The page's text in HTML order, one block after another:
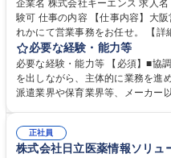
企業名 株式会社キーエンス 求人名 【大阪・京都・滋賀】営業事務 ※未経
験可 仕事の内容 【仕事内容】大阪営業所、京都営業所、滋賀営業所いず
れかにて営業事務をお任せ。 【詳
の作成・カタログ送付・来客対応
善をお任せ。 【教育制度】ご入社後、育成担当とペアになりながらOJTに
て業務を覚えていただくことが可
れているため、スムーズに仕事に
募集職種 【大阪・京都・滋賀】営
必要な経験・能力等
必要な経験・能力等 【必須】■協
を出しながら、主体的に業務を進
派遣業界や保育業界等、メーカー
えて、お客様や社員の状況に合わ
待され。組織を支えるスペシャリ
正社員
株式会社日立医薬情報ソリュ